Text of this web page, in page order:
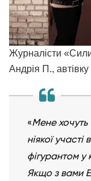
Журналісти
Андрія П.,
«Мене хочуть
ніякої
фігурантом у
Якщо з вами